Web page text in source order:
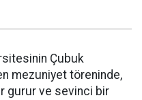
Çubuk
mezuniyet töreninde,
gurur ve sevinci bir